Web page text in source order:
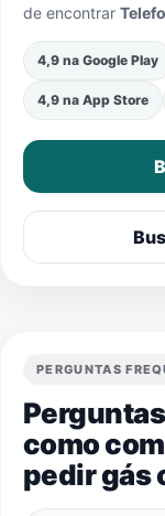
de encontrar
4,9 na Google Play
4,9 na App Store
PERGUNTAS
como
pedir gás